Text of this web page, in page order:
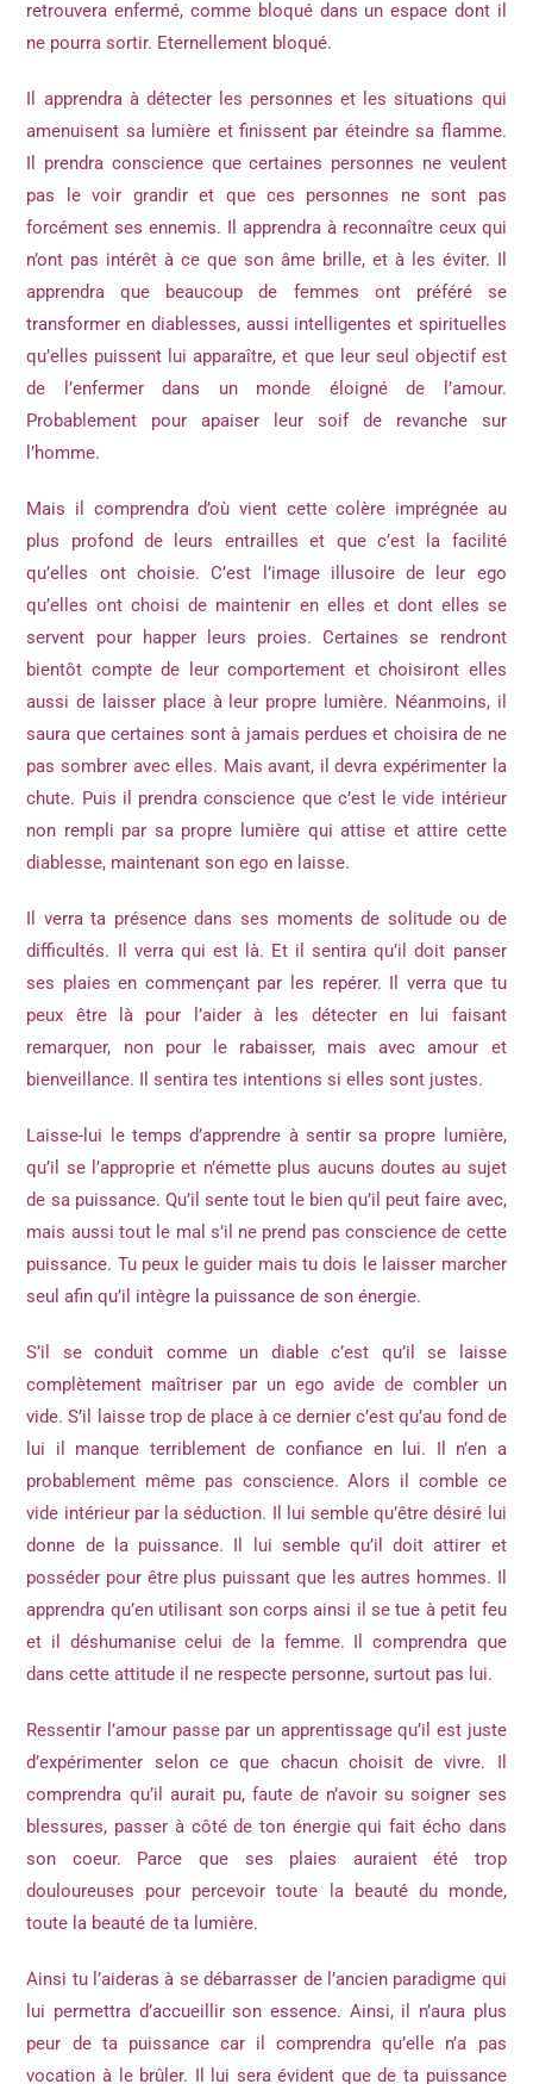
retrouvera enfermé, comme bloqué dans un espace dont il
ne pourra sortir. Eternellement bloqué.
Il apprendra à détecter les personnes et les situations qui
amenuisent sa lumière et finissent par éteindre sa flamme.
Il prendra conscience que certaines personnes ne veulent
pas le voir grandir et que ces personnes ne sont pas
forcément ses ennemis. Il apprendra à reconnaître ceux qui
n’ont pas intérêt à ce que son âme brille, et à les éviter. Il
apprendra que beaucoup de femmes ont préféré se
transformer en diablesses, aussi intelligentes et spirituelles
qu’elles puissent lui apparaître, et que leur seul objectif est
de l’enfermer dans un monde éloigné de l’amour.
Probablement pour apaiser leur soif de revanche sur
l’homme.
Mais il comprendra d’où vient cette colère imprégnée au
plus profond de leurs entrailles et que c’est la facilité
qu’elles ont choisie. C’est l’image illusoire de leur ego
qu’elles ont choisi de maintenir en elles et dont elles se
servent pour happer leurs proies. Certaines se rendront
bientôt compte de leur comportement et choisiront elles
aussi de laisser place à leur propre lumière. Néanmoins, il
saura que certaines sont à jamais perdues et choisira de ne
pas sombrer avec elles. Mais avant, il devra expérimenter la
chute. Puis il prendra conscience que c’est le vide intérieur
non rempli par sa propre lumière qui attise et attire cette
diablesse, maintenant son ego en laisse.
Il verra ta présence dans ses moments de solitude ou de
difficultés. Il verra qui est là. Et il sentira qu’il doit panser
ses plaies en commençant par les repérer. Il verra que tu
peux être là pour l’aider à les détecter en lui faisant
remarquer, non pour le rabaisser, mais avec amour et
bienveillance. Il sentira tes intentions si elles sont justes.
Laisse-lui le temps d’apprendre à sentir sa propre lumière,
qu’il se l’approprie et n’émette plus aucuns doutes au sujet
de sa puissance. Qu’il sente tout le bien qu’il peut faire avec,
mais aussi tout le mal s’il ne prend pas conscience de cette
puissance. Tu peux le guider mais tu dois le laisser marcher
seul afin qu’il intègre la puissance de son énergie.
S’il se conduit comme un diable c’est qu’il se laisse
complètement maîtriser par un ego avide de combler un
vide. S’il laisse trop de place à ce dernier c’est qu’au fond de
lui il manque terriblement de confiance en lui. Il n’en a
probablement même pas conscience. Alors il comble ce
vide intérieur par la séduction. Il lui semble qu’être désiré lui
donne de la puissance. Il lui semble qu’il doit attirer et
posséder pour être plus puissant que les autres hommes. Il
apprendra qu’en utilisant son corps ainsi il se tue à petit feu
et il déshumanise celui de la femme. Il comprendra que
dans cette attitude il ne respecte personne, surtout pas lui.
Ressentir l’amour passe par un apprentissage qu’il est juste
d’expérimenter selon ce que chacun choisit de vivre. Il
comprendra qu’il aurait pu, faute de n’avoir su soigner ses
blessures, passer à côté de ton énergie qui fait écho dans
son coeur. Parce que ses plaies auraient été trop
douloureuses pour percevoir toute la beauté du monde,
toute la beauté de ta lumière.
Ainsi tu l’aideras à se débarrasser de l’ancien paradigme qui
lui permettra d’accueillir son essence. Ainsi, il n’aura plus
peur de ta puissance car il comprendra qu’elle n’a pas
vocation à le brûler. Il lui sera évident que de ta puissance